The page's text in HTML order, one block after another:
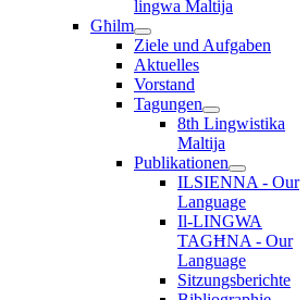
lingwa Maltija
Għilm
Ziele und Aufgaben
Aktuelles
Vorstand
Tagungen
8th Lingwistika
Maltija
Publikationen
ILSIENNA - Our
Language
Il-LINGWA
TAGĦNA - Our
Language
Sitzungsberichte